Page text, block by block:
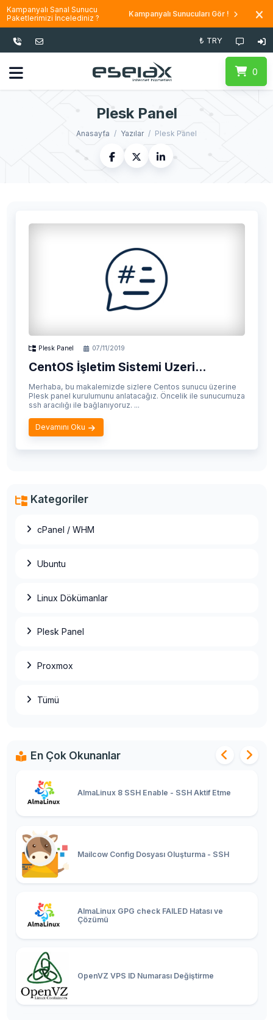
Kampanyalı Sanal Sunucu
Paketlerimizi İncelediniz ?
Kampanyalı Sunucuları Gör !
₺ TRY
0
Plesk Panel
Anasayfa Yazılar Plesk Panel
Plesk Panel 07/11/2019
CentOS İşletim Sistemi Üzeri...
Merhaba, bu makalemizde sizlere Centos sunucu üzerine
Plesk panel kurulumunu anlatacağız. Öncelik ile sunucumuza
ssh aracılığı ile bağlanıyoruz. ...
Devamını Oku
Kategoriler
cPanel / WHM
Ubuntu
Linux Dökümanlar
Plesk Panel
Proxmox
Tümü
En Çok Okunanlar
AlmaLinux 8 SSH Enable - SSH Aktif Etme
Mailcow Config Dosyası Oluşturma - SSH
AlmaLinux GPG check FAILED Hatası ve
Çözümü
OpenVZ VPS ID Numarası Değiştirme